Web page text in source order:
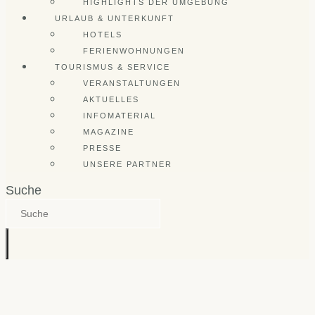
HIGHLIGHTS DER UMGEBUNG
URLAUB & UNTERKUNFT
HOTELS
FERIENWOHNUNGEN
TOURISMUS & SERVICE
VERANSTALTUNGEN
AKTUELLES
INFOMATERIAL
MAGAZINE
PRESSE
UNSERE PARTNER
Suche